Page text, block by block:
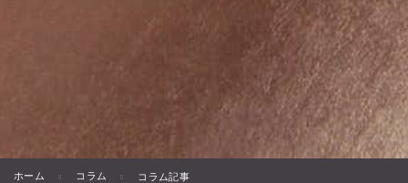
ホーム コラム コラム記事